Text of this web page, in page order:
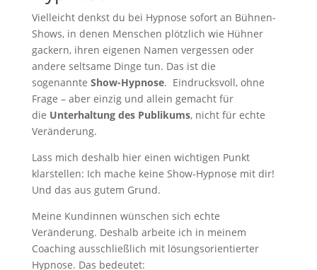
Vielleicht denkst du bei Hypnose sofort an Bühnen-
Shows, in denen Menschen plötzlich wie Hühner
gackern, ihren eigenen Namen vergessen oder
andere seltsame Dinge tun. Das ist die
sogenannte Show-Hypnose. Eindrucksvoll, ohne
Frage – aber einzig und allein gemacht für
die Unterhaltung des Publikums, nicht für echte
Veränderung.
Lass mich deshalb hier einen wichtigen Punkt
klarstellen: Ich mache keine Show-Hypnose mit dir!
Und das aus gutem Grund.
Meine Kundinnen wünschen sich echte
Veränderung. Deshalb arbeite ich in meinem
Coaching ausschließlich mit lösungsorientierter
Hypnose. Das bedeutet: